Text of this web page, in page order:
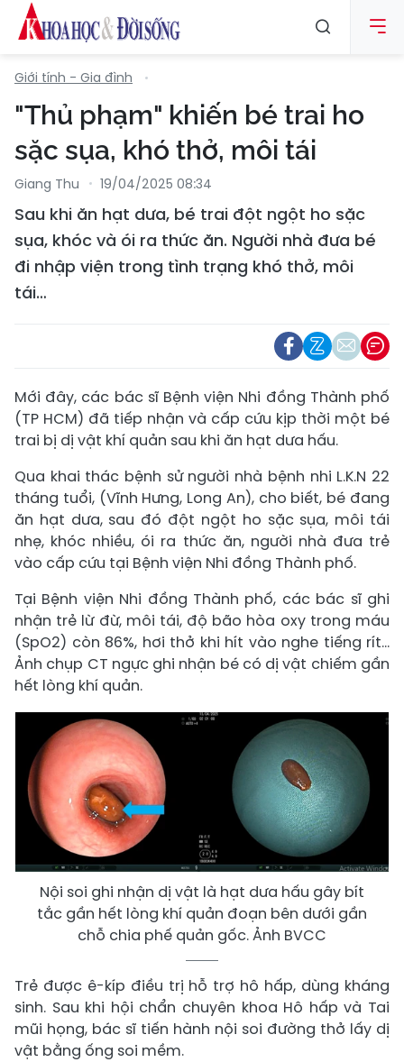
Giới tính - Gia đình
"Thủ phạm" khiến bé trai ho
sặc sụa, khó thở, môi tái
Giang Thu 19/04/2025 08:34
Sau khi ăn hạt dưa, bé trai đột ngột ho sặc
sụa, khóc và ói ra thức ăn. Người nhà đưa bé
đi nhập viện trong tình trạng khó thở, môi
tái…
Mới đây, các bác sĩ Bệnh viện Nhi đồng Thành phố
(TP HCM) đã tiếp nhận và cấp cứu kịp thời một bé
trai bị dị vật khí quản sau khi ăn hạt dưa hấu.
Qua khai thác bệnh sử người nhà bệnh nhi L.K.N 22
tháng tuổi, (Vĩnh Hưng, Long An), cho biết, bé đang
ăn hạt dưa, sau đó đột ngột ho sặc sụa, môi tái
nhẹ, khóc nhiều, ói ra thức ăn, người nhà đưa trẻ
vào cấp cứu tại Bệnh viện Nhi đồng Thành phố.
Tại Bệnh viện Nhi đồng Thành phố, các bác sĩ ghi
nhận trẻ lừ đừ, môi tái, độ bão hòa oxy trong máu
(SpO2) còn 86%, hơi thở khi hít vào nghe tiếng rít...
Ảnh chụp CT ngực ghi nhận bé có dị vật chiếm gần
hết lòng khí quản.
Nội soi ghi nhận dị vật là hạt dưa hấu gây bít
tắc gần hết lòng khí quản đoạn bên dưới gần
chỗ chia phế quản gốc. Ảnh BVCC
Trẻ được ê-kíp điều trị hỗ trợ hô hấp, dùng kháng
sinh. Sau khi hội chẩn chuyên khoa Hô hấp và Tai
mũi họng, bác sĩ tiến hành nội soi đường thở lấy dị
vật bằng ống soi mềm.